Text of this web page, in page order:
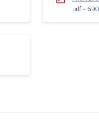
pdf -